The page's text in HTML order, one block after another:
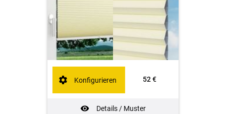
52 €
Details / Muster
Konfigurieren